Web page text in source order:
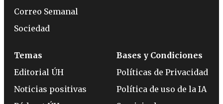
Correo Semanal
Sociedad
Temas
Editorial ÚH
Noticias positivas
Bases y Condiciones
Políticas de Privacidad
Política de uso de la IA